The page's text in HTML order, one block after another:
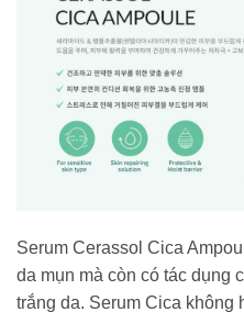
Serum Cerassol Cica
da mụn mà còn có tác dụng
trắng da. Serum Cica không